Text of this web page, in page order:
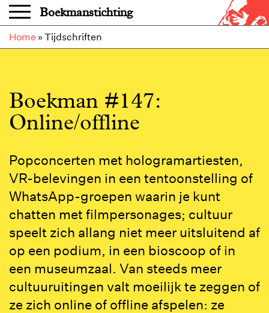
Overslaan en naar de inhoud gaan
Boekmanstichting
Home » Tijdschriften
Boekman #147:
Online/offline
het
nieuwste
nummer!
Popconcerten met hologramartiesten,
VR-belevingen in een tentoonstelling of
WhatsApp-groepen waarin je kunt
chatten met filmpersonages; cultuur
speelt zich allang niet meer uitsluitend af
op een podium, in een bioscoop of in
een museumzaal. Van steeds meer
cultuuruitingen valt moeilijk te zeggen of
ze zich online of offline afspelen: ze